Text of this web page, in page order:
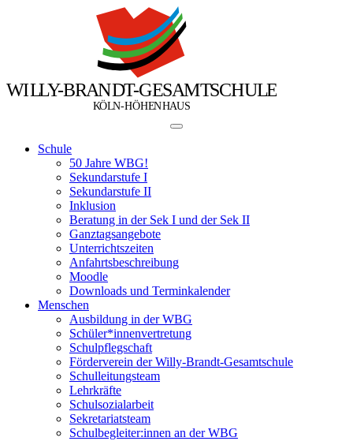
WILLY-BRANDT-GESAMTSCHULE
KÖLN-HÖHENHAUS
Schule
50 Jahre WBG!
Sekundarstufe I
Sekundarstufe II
Inklusion
Beratung in der Sek I und der Sek II
Ganztagsangebote
Unterrichtszeiten
Anfahrtsbeschreibung
Moodle
Downloads und Terminkalender
Menschen
Ausbildung in der WBG
Schüler*innenvertretung
Schulpflegschaft
Förderverein der Willy-Brandt-Gesamtschule
Schulleitungsteam
Lehrkräfte
Schulsozialarbeit
Sekretariatsteam
Schulbegleiter:innen an der WBG